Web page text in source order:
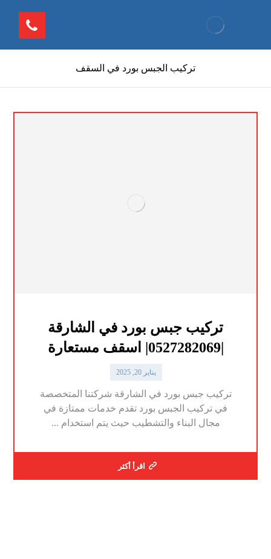
تركيب الجبس بورد في السقف
تركيب جبس بورد في الشارقة
|0527282069| اسقف مستعارة
يناير 20, 2025
تركيب جبس بورد في الشارقة شركتنا المتخصصة
في تركيب الجبس بورد تقدم خدمات ممتازة في
مجال البناء والتشطيب حيث يتم استخدام ...
اقرأ أكثر